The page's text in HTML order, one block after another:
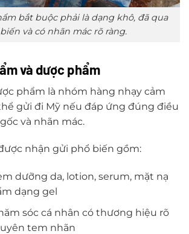
bắt buộc phải là dạng khô, đã qua
và có nhãn mác rõ ràng.
và dược phẩm
phẩm là nhóm hàng nhạy cảm
gửi đi Mỹ nếu đáp ứng đúng điều
và nhãn mác.
nhận gửi phổ biến gồm:
dưỡng da, lotion, serum, mặt nạ
dạng gel
sóc cá nhân có thương hiệu rõ
tem nhãn